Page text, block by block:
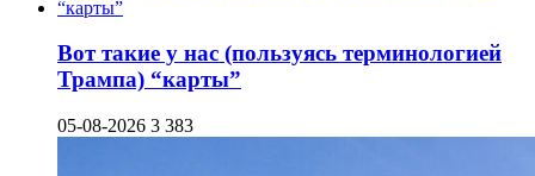
Вот такие у нас (пользуясь терминологией
Трампа) “карты”
05-08-2026 3 383